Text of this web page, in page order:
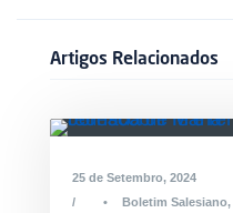
Artigos Relacionados
25 de Setembro, 2024
•
Boletim Salesiano,